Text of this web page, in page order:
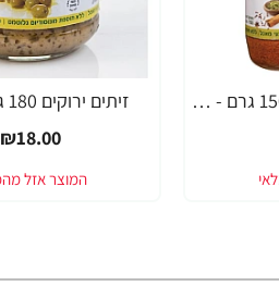
גריל דג בסגנון הודי 150 גרם - נפטון
זיתים ירוקים 180 גרם - נפטון
₪18.00